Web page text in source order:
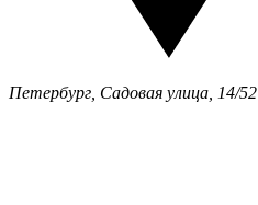
Петербург, Садовая улица, 14/52